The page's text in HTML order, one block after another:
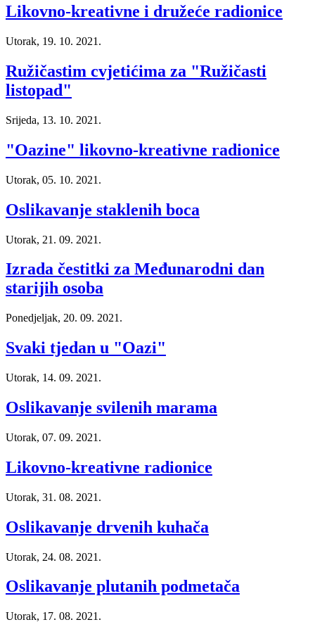
Likovno-kreativne i družeće radionice
Utorak, 19. 10. 2021.
Ružičastim cvjetićima za "Ružičasti
listopad"
Srijeda, 13. 10. 2021.
"Oazine" likovno-kreativne radionice
Utorak, 05. 10. 2021.
Oslikavanje staklenih boca
Utorak, 21. 09. 2021.
Izrada čestitki za Međunarodni dan
starijih osoba
Ponedjeljak, 20. 09. 2021.
Svaki tjedan u "Oazi"
Utorak, 14. 09. 2021.
Oslikavanje svilenih marama
Utorak, 07. 09. 2021.
Likovno-kreativne radionice
Utorak, 31. 08. 2021.
Oslikavanje drvenih kuhača
Utorak, 24. 08. 2021.
Oslikavanje plutanih podmetača
Utorak, 17. 08. 2021.